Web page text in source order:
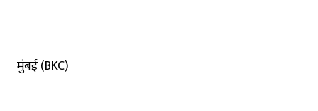
मुंबई (BKC)